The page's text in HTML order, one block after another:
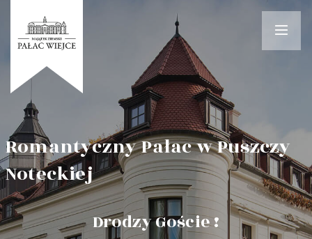
Romantyczny Pałac w Puszczy
Noteckiej
Drodzy Goście !